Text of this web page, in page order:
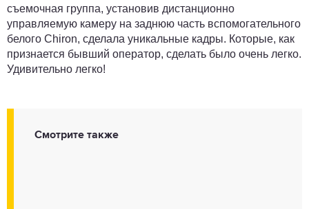
съемочная группа, установив дистанционно
управляемую камеру на заднюю часть вспомогательного
белого Chiron, сделала уникальные кадры. Которые, как
признается бывший оператор, сделать было очень легко.
Удивительно легко!
Смотрите также